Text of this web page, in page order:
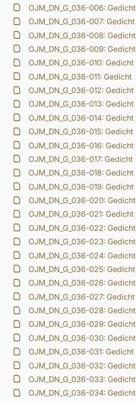
OJM_DN_G_036-006: Gedicht
OJM_DN_G_036-007: Gedicht
OJM_DN_G_036-008: Gedicht
OJM_DN_G_036-009: Gedicht
OJM_DN_G_036-010: Gedicht
OJM_DN_G_036-011: Gedicht
OJM_DN_G_036-012: Gedicht
OJM_DN_G_036-013: Gedicht
OJM_DN_G_036-014: Gedicht
OJM_DN_G_036-015: Gedicht
OJM_DN_G_036-016: Gedicht
OJM_DN_G_036-017: Gedicht
OJM_DN_G_036-018: Gedicht
OJM_DN_G_036-019: Gedicht
OJM_DN_G_036-020: Gedicht
OJM_DN_G_036-021: Gedicht
OJM_DN_G_036-022: Gedicht
OJM_DN_G_036-023: Gedicht
OJM_DN_G_036-024: Gedicht
OJM_DN_G_036-025: Gedicht
OJM_DN_G_036-026: Gedicht
OJM_DN_G_036-027: Gedicht
OJM_DN_G_036-028: Gedicht
OJM_DN_G_036-029: Gedicht
OJM_DN_G_036-030: Gedicht
OJM_DN_G_036-031: Gedicht
OJM_DN_G_036-032: Gedicht
OJM_DN_G_036-033: Gedicht
OJM_DN_G_036-034: Gedicht